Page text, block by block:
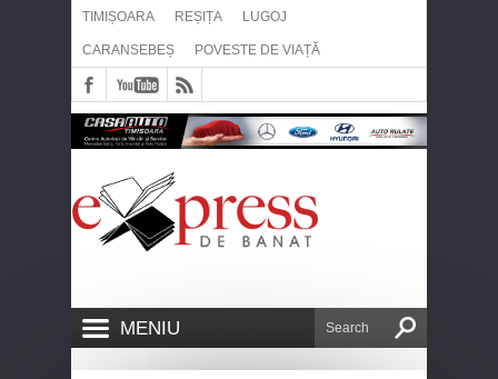
TIMIȘOARA REȘIȚA LUGOJ
CARANSEBEȘ POVESTE DE VIAȚĂ
MENIU